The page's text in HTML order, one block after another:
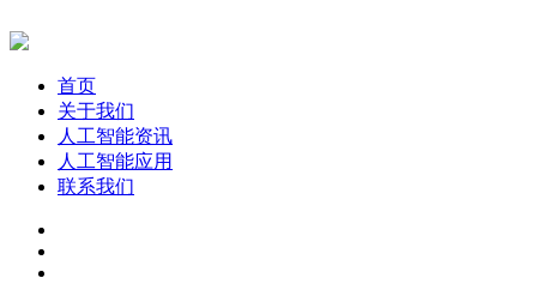
首页
关于我们
人工智能资讯
人工智能应用
联系我们